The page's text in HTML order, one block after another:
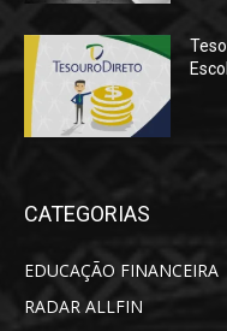
CATEGORIAS
EDUCAÇÃO FINANCEIRA
RADAR ALLFIN